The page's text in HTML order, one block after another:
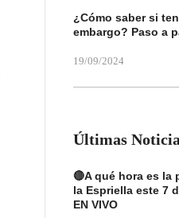
¿Cómo saber si
embargo? Paso a
19/09/2024
Últimas
🔴A qué hora es la
la Espriella este 7
EN VIVO